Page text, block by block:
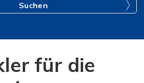
Suchen
für die